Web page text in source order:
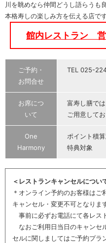
川を眺めなら仲間どうし語らうも良
本格寿しの楽しみ方を伝える店です
館内レストラン
ご予約・
お問合せ
TEL 025-
お席につ
いて
富寿し膳で
ご用意してお
One
Harmony
ポイント積
特典対象
＜レストランキャンセルについ
＊オンライン予約のお客様はご
キャンセル・変更不可となりま
事前に必ずお電話にて各レス
なおご利用日当日のキャンセ
セルに関しましてはご予約プ